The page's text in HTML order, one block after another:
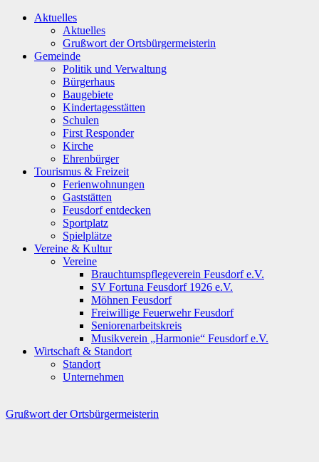
Aktuelles
Aktuelles
Grußwort der Ortsbürgermeisterin
Gemeinde
Politik und Verwaltung
Bürgerhaus
Baugebiete
Kindertagesstätten
Schulen
First Responder
Kirche
Ehrenbürger
Tourismus & Freizeit
Ferienwohnungen
Gaststätten
Feusdorf entdecken
Sportplatz
Spielplätze
Vereine & Kultur
Vereine
Brauchtumspflegeverein Feusdorf e.V.
SV Fortuna Feusdorf 1926 e.V.
Möhnen Feusdorf
Freiwillige Feuerwehr Feusdorf
Seniorenarbeitskreis
Musikverein „Harmonie“ Feusdorf e.V.
Wirtschaft & Standort
Standort
Unternehmen
Grußwort der Ortsbürgermeisterin